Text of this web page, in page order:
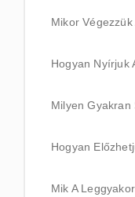
Mikor
Hogyan Nyírjuk
Milyen Gyakran
Hogyan
Mik A